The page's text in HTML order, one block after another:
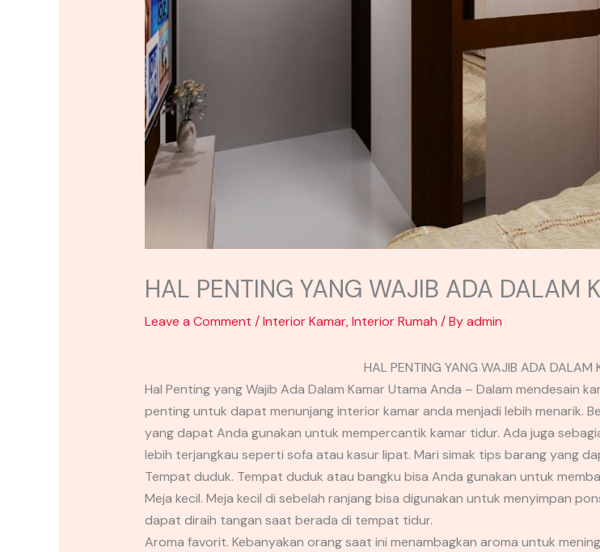
HAL PENTING YANG WAJIB ADA DALAM
Leave a Comment /Interior Kamar,Interior Rumah / Byadmin
HAL PENTING YANG WAJIB ADA DALAM
Hal Penting yang Wajib Ada Dalam Kamar Utama Anda – Dalam mendesain
penting untuk dapat menunjang interior kamar anda menjadi lebih menarik.
yang dapat Anda gunakan untuk mempercantik kamar tidur. Ada juga
lebih terjangkau seperti sofa atau kasur lipat. Mari simak tips barang yang
Tempat duduk. Tempat duduk atau bangku bisa Anda gunakan untuk
Meja kecil. Meja kecil di sebelah ranjang bisa digunakan untuk menyimpan
dapat diraih tangan saat berada di tempat tidur.
Aroma favorit. Kebanyakan orang saat ini menambagkan aroma untuk